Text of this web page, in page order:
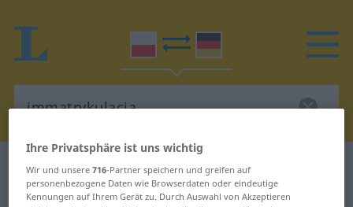
Polnisch-Deutsch Wörterbuch immatrykulacja
Polnisch-Deutsch Übersetzung für
Ihre Privatsphäre ist uns wichtig
Wir und unsere716-Partner speichern und greifen auf
personenbezogene Daten wie Browserdaten oder eindeutige
Kennungen auf Ihrem Gerät zu. Durch Auswahl von Akzeptieren